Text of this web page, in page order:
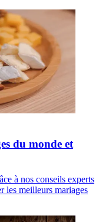
du monde et
à nos conseils experts
les meilleurs mariages